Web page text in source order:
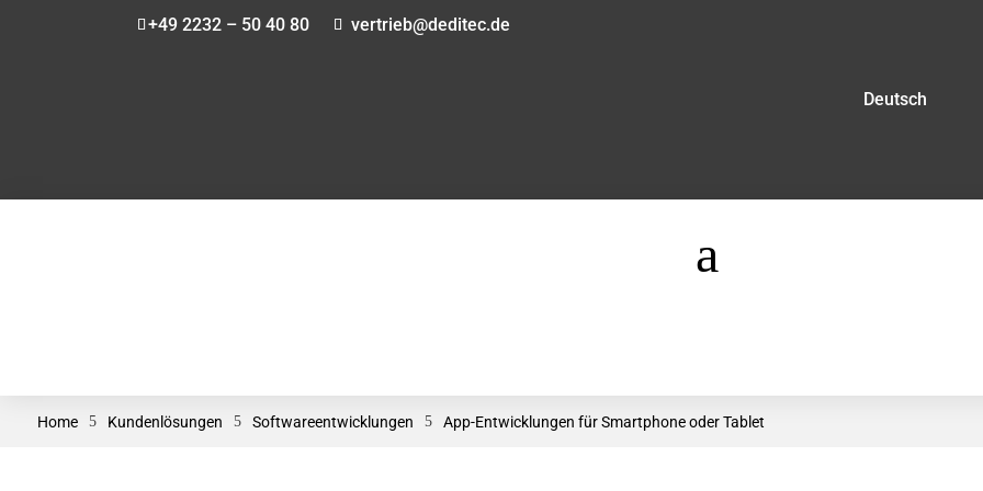
+49 2232 – 50 40 80 vertrieb@deditec.de
Deutsch
a
Home 5 Kundenlösungen 5 Softwareentwicklungen 5 App-Entwicklungen für Smartphone oder Tablet